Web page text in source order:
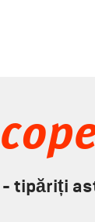
tipăriți